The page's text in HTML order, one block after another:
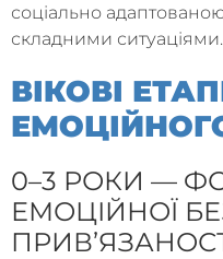
соціально
складними ситуаціями.
ВІКОВІ
0–3 РОКИ —
ЕМОЦІЙНОЇ